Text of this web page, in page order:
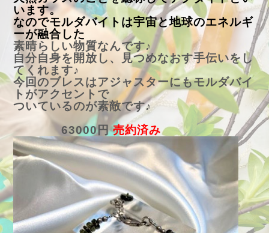
います。
なのでモルダバイトは宇宙と地球のエネルギ
ーが融合した
素晴らしい物質なんです♪
自分自身を開放し、見つめなおす手伝いをし
てくれます♪
今回のブレスはアジャスターにもモルダバイ
トがアクセントで
ついているのが素敵です♪
63000円売約済み